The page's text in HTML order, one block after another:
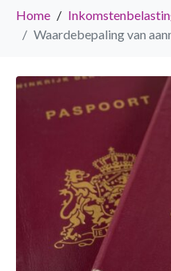
Home
Waardebepaling van